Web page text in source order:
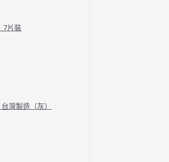
7片裝
灣製造（灰）